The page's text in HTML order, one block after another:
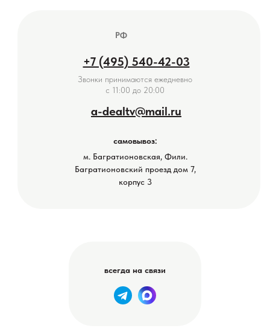
м. Багратионовская, Фили.
Багратионовский проезд дом 7,
корпус 3
+7 (495) 540-42-03
a-dealtv@mail.ru
Звонки принимаются ежедневно
с 11:00 до 20:00
самовывоз:
РФ
всегда на связи